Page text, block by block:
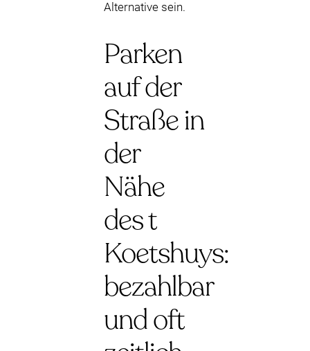
Alternative sein.
Parken
auf der
Straße in
der
Nähe
des t
Koetshuys:
bezahlbar
und oft